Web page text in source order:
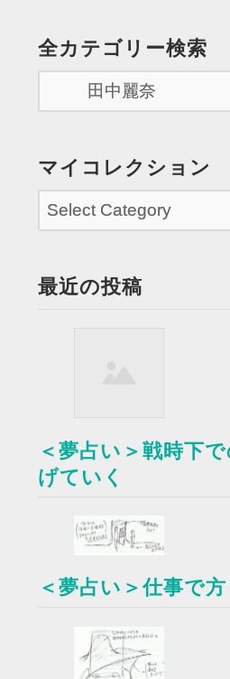
か
ス
カ
さ
れ
る”
全カテゴリー検索
マイコレクション
最近の投稿
＜夢占い＞戦時下
げていく
＜夢占い＞仕事で